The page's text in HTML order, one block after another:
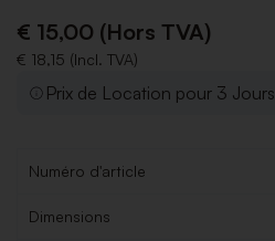
€ 15,00 (Hors TVA)
€ 18,15 (Incl. TVA)
Prix de Location pour 3 Jours
Numéro d'article
Dimensions